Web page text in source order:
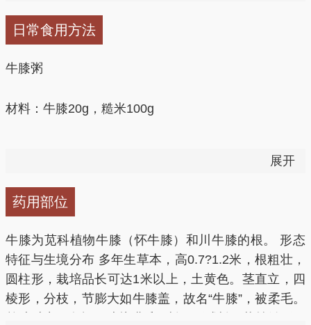
川牛膝图片
即可。
10g。水煎去渣，取汁，温水送服。每日两次。可预防
黄柏120g。将以上3味中药研成细末，面糊为丸，如梧
5、治经闭、痛经、月经不调：川牛膝、当归、红花、
生地黄各9g，桃仁12g，枳壳、甘草、赤芍各6g，柴胡
3g，桔梗、川芎各4.5g。水煎，去渣，取汁，温服。
方一：治疗高血压
日常食用方法
牛膝粥
材料：牛膝20g，糙米100g
2、再将糙米100g倒入，然后加水约500ml，煮成稀粥
即可。
养身功效：补益肝肾。适用于风湿性关节炎、关节酸
痛、腰腿无力、头晕健忘等。
补肝肾，壮筋骨，袪风除湿——白术酒
展开
药用部位
牛膝为苋科植物牛膝（怀牛膝）和川牛膝的根。 形态
特征与生境分布 多年生草本，高0.7?1.2米，根粗壮，
圆柱形，栽培品长可达1米以上，土黄色。茎直立，四
棱形，分枝，节膨大如牛膝盖，故名“牛膝”，被柔毛。